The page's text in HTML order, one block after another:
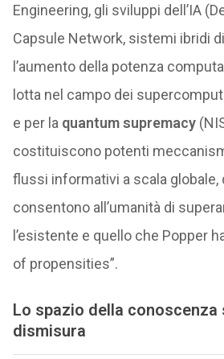
Engineering, gli sviluppi dell’IA
Capsule Network, sistemi ibridi
l’aumento della potenza
lotta nel campo dei
e per la quantum supremacy
costituiscono potenti
flussi informativi a scala globale,
consentono all’umanità di
l’esistente e quello che Popper
of propensities”.
Lo spazio della conoscenza
dismisura